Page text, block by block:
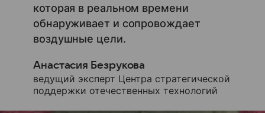
которая в реальном времени
обнаруживает и сопровождает
воздушные цели.
Анастасия Безрукова
ведущий эксперт Центра стратегической
поддержки отечественных технологий